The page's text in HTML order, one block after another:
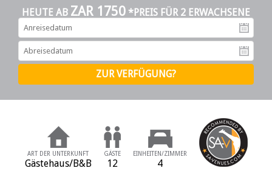
HEUTE AB ZAR 1750 *PREIS FÜR 2 ERWACHSENE
ART DER UNTERKUNFT
Gästehaus/B&B
GÄSTE
12
EINHEITEN/ZIMMER
4